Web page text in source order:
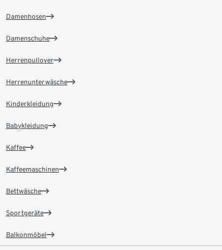
Damenhosen
Damenschuhe
Herrenpullover
Herrenunterwäsche
Kinderkleidung
Babykleidung
Kaffee
Kaffeemaschinen
Bettwäsche
Sportgeräte
Balkonmöbel